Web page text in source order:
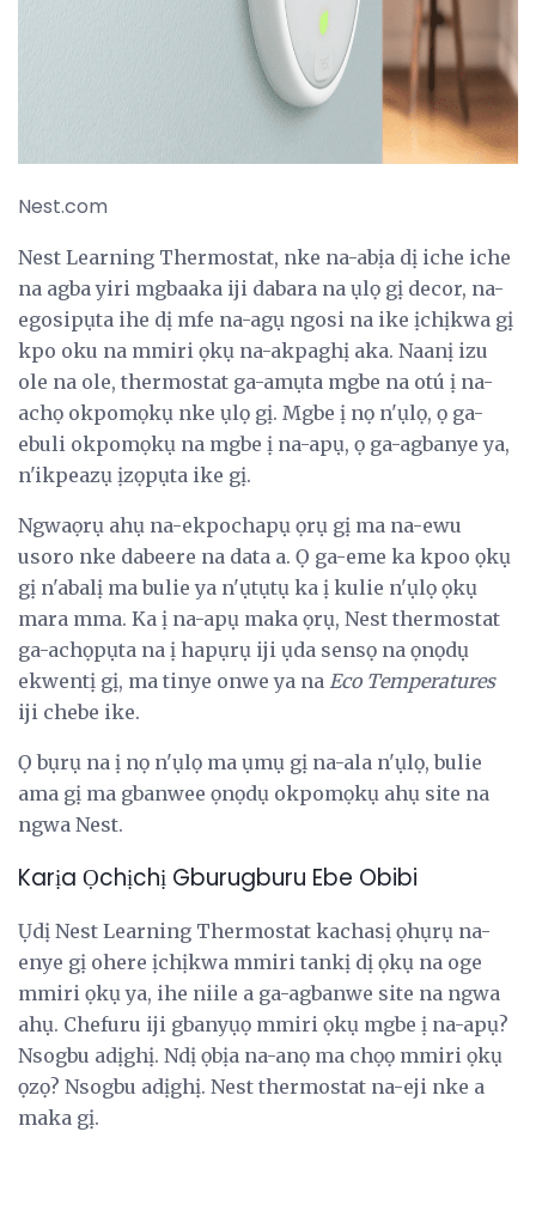
Nest.com
Nest Learning Thermostat, nke na-abịa dị iche iche
na agba yiri mgbaaka iji dabara na ụlọ gị decor, na-
egosipụta ihe dị mfe na-agụ ngosi na ike ịchịkwa gị
kpo oku na mmiri ọkụ na-akpaghị aka. Naanị izu
ole na ole, thermostat ga-amụta mgbe na otú ị na-
achọ okpomọkụ nke ụlọ gị. Mgbe ị nọ n'ụlọ, ọ ga-
ebuli okpomọkụ na mgbe ị na-apụ, ọ ga-agbanye ya,
n'ikpeazụ ịzọpụta ike gị.
Ngwaọrụ ahụ na-ekpochapụ ọrụ gị ma na-ewu
usoro nke dabeere na data a. Ọ ga-eme ka kpoo ọkụ
gị n'abalị ma bulie ya n'ụtụtụ ka ị kulie n'ụlọ ọkụ
mara mma. Ka ị na-apụ maka ọrụ, Nest thermostat
ga-achọpụta na ị hapụrụ iji ụda sensọ na ọnọdụ
ekwentị gị, ma tinye onwe ya na Eco Temperatures
iji chebe ike.
Ọ bụrụ na ị nọ n'ụlọ ma ụmụ gị na-ala n'ụlọ, bulie
ama gị ma gbanwee ọnọdụ okpomọkụ ahụ site na
ngwa Nest.
Karịa Ọchịchị Gburugburu Ebe Obibi
Ụdị Nest Learning Thermostat kachasị ọhụrụ na-
enye gị ohere ịchịkwa mmiri tankị dị ọkụ na oge
mmiri ọkụ ya, ihe niile a ga-agbanwe site na ngwa
ahụ. Chefuru iji gbanyụọ mmiri ọkụ mgbe ị na-apụ?
Nsogbu adịghị. Ndị ọbịa na-anọ ma chọọ mmiri ọkụ
ọzọ? Nsogbu adịghị. Nest thermostat na-eji nke a
maka gị.